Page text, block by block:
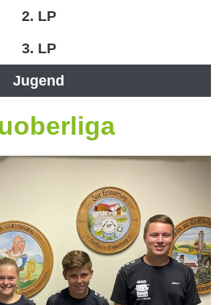
2. LP
3. LP
Jugend